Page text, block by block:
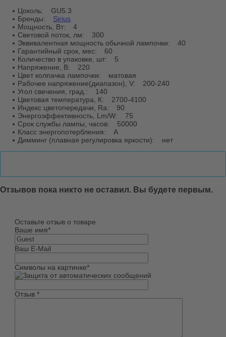
Цоколь:
GU5.3
Бренды:
Sirius
Мощность, Вт:
4
Световой поток, лм:
300
Эквивалентная мощность обычной лампочки:
40
Гарантийный срок, мес:
60
Количество в упаковке, шт:
5
Напряжение, В:
220
Цвет колпачка лампочки:
матовая
Рабочее напряжение(диапазон), V:
200-240
Угол свечения, град.:
140
Цветовая температура, К:
2700-4100
Индекс цветопередачи, Ra:
90
Энергоэффективность, Lm/W:
75
Срок службы лампы, часов:
50000
Класс энергопотербления:
A
Димминг (плавная регулировка яркости):
нет
Отзывов пока никто не оставил. Вы будете первым.
Оставьте отзыв о товаре
Ваше имя*
Ваш E-Mail
Символы на картинке*
Отзыв*